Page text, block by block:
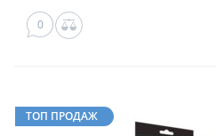
0
ТОП ПРОДАЖ